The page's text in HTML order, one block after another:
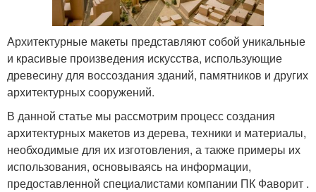
Архитектурные макеты представляют собой уникальные
и красивые произведения искусства, использующие
древесину для воссоздания зданий, памятников и других
архитектурных сооружений.
В данной статье мы рассмотрим процесс создания
архитектурных макетов из дерева, техники и материалы,
необходимые для их изготовления, а также примеры их
использования, основываясь на информации,
предоставленной специалистами компании ПК Фаворит .